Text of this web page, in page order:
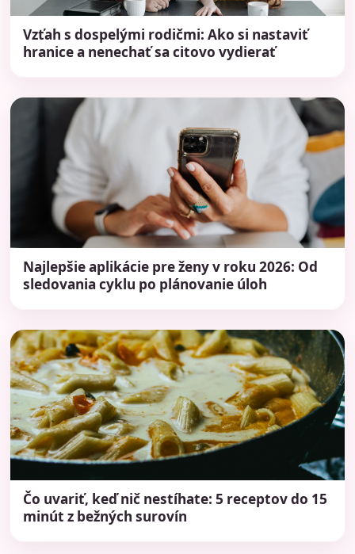
Vzťah s dospelými rodičmi: Ako si nastaviť
hranice a nenechať sa citovo vydierať
Najlepšie aplikácie pre ženy v roku 2026: Od
sledovania cyklu po plánovanie úloh
Čo uvariť, keď nič nestíhate: 5 receptov do 15
minút z bežných surovín